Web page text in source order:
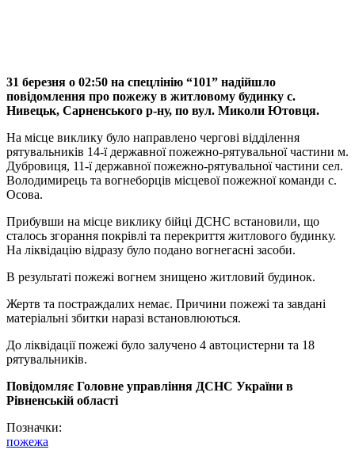
31 березня о 02:50 на спецлінію “101” надійшло
повідомлення про пожежу в житловому будинку с.
Нивецьк, Сарненського р-ну, по вул. Миколи Ютовця.
На місце виклику було направлено чергові відділення
рятувальників 14-ї державної пожежно-рятувальної частини м.
Дубровиця, 11-ї державної пожежно-рятувальної частини сел.
Володимирець та вогнеборців місцевої пожежної команди с.
Осова.
Прибувши на місце виклику бійці ДСНС встановили, що
сталось згорання покрівлі та перекриття житлового будинку.
На ліквідацію відразу було подано вогнегасні засоби.
В результаті пожежі вогнем знищено житловий будинок.
Жертв та постраждалих немає. Причини пожежі та завдані
матеріальні збитки наразі встановлюються.
До ліквідації пожежі було залучено 4 автоцистерни та 18
рятувальників.
Повідомляє Головне управління ДСНС України в
Рівненській області
Позначки:
пожежа